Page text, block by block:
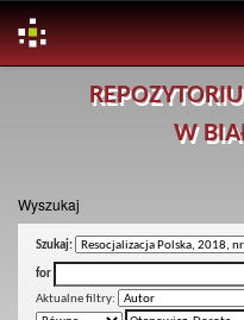
W
Wyszukaj
Szukaj:
for
Aktualne filtry: